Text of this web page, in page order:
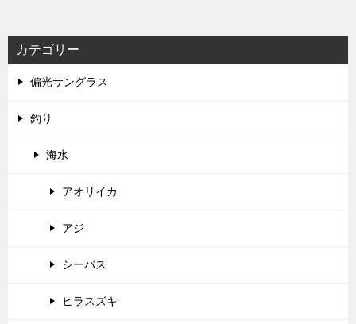
カテゴリー
偏光サングラス
釣り
海水
アオリイカ
アジ
シーバス
ヒラスズキ